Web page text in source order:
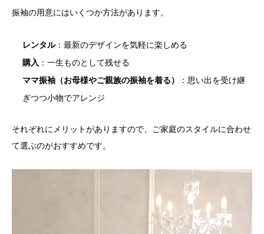
振袖の用意にはいくつか方法があります。
レンタル：最新のデザインを気軽に楽しめる
購入 ：一生ものとして残せる
ママ振袖（お母様やご親族の振袖を着る）
：思い出を受け継
ぎつつ小物でアレンジ
それぞれにメリットがありますので、ご家庭のスタイルに合わせ
て選ぶのがおすすめです。